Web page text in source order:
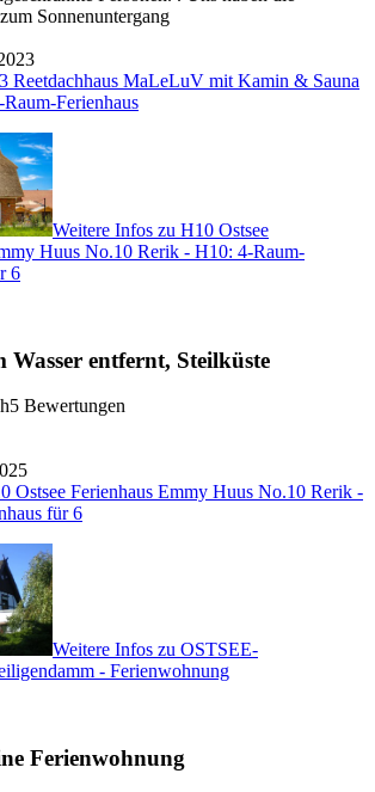
Sonnenuntergang
Reetdachhaus MaLeLuV mit Kamin & Sauna
Ferienhaus
Weitere Infos zu H10 Ostsee
Huus No.10 Rerik - H10: 4-Raum-
6
Wasser entfernt, Steilküste
5 Bewertungen
Ostsee Ferienhaus Emmy Huus No.10 Rerik -
für 6
Weitere Infos zu OSTSEE-
- Ferienwohnung
Ferienwohnung